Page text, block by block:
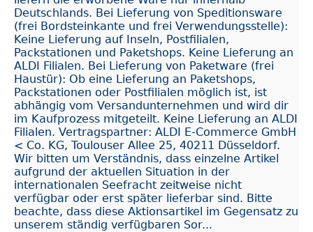
Deutschlands. Bei Lieferung von Speditionsware
(frei Bordsteinkante und frei Verwendungsstelle):
Keine Lieferung auf Inseln, Postfilialen,
Packstationen und Paketshops. Keine Lieferung an
ALDI Filialen. Bei Lieferung von Paketware (frei
Haustür): Ob eine Lieferung an Paketshops,
Packstationen oder Postfilialen möglich ist, ist
abhängig vom Versandunternehmen und wird dir
im Kaufprozess mitgeteilt. Keine Lieferung an ALDI
Filialen. Vertragspartner: ALDI E-Commerce GmbH
< Co. KG, Toulouser Allee 25, 40211 Düsseldorf.
Wir bitten um Verständnis, dass einzelne Artikel
aufgrund der aktuellen Situation in der
internationalen Seefracht zeitweise nicht
verfügbar oder erst später lieferbar sind. Bitte
beachte, dass diese Aktionsartikel im Gegensatz zu
unserem ständig verfügbaren Sor...